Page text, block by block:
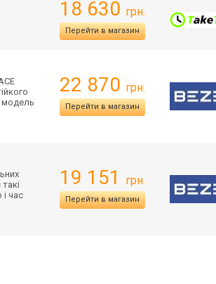
18 630 грн.
Перейти в магазин
модель
22 870 грн.
Перейти в магазин
час
19 151 грн.
Перейти в магазин